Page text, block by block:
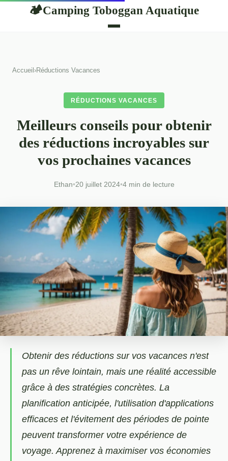
🏕Camping Toboggan Aquatique
Accueil ›Réductions Vacances
RÉDUCTIONS VACANCES
Meilleurs conseils pour obtenir
des réductions incroyables sur
vos prochaines vacances
Ethan•20 juillet 2024•4 min de lecture
Obtenir des réductions sur vos vacances n'est
pas un rêve lointain, mais une réalité accessible
grâce à des stratégies concrètes. La
planification anticipée, l'utilisation d'applications
efficaces et l'évitement des périodes de pointe
peuvent transformer votre expérience de
voyage. Apprenez à maximiser vos économies